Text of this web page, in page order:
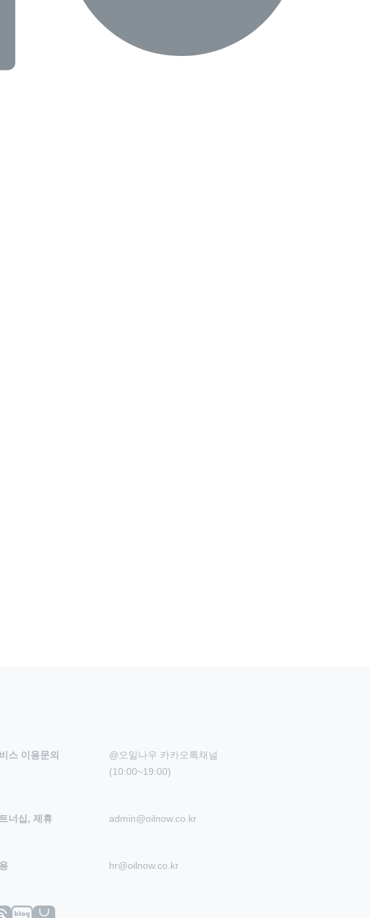
스 이용문의
@오일나우 카카오톡채널
(10:00~19:00)
너십, 제휴 admin@oilnow.co.kr
hr@oilnow.co.kr